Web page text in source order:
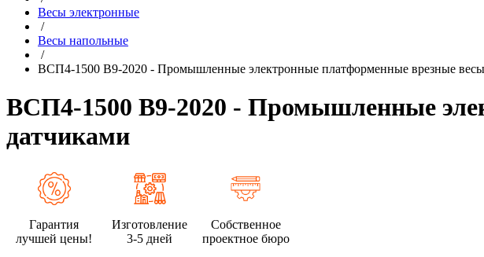
Весы электронные
/
Весы напольные
/
ВСП4-1500 В9-2020 - Промышленные электронные платформенные врезные весы
ВСП4-1500 В9-2020 - Промышленные
датчиками
Гарантия
лучшей цены!
Изготовление
3-5 дней
Собственное
проектное бюро